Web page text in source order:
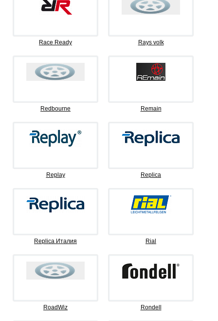
Race Ready Rays volk
Redbourne Remain
Replay Replica
Replica Италия Rial
RoadWiz Rondell